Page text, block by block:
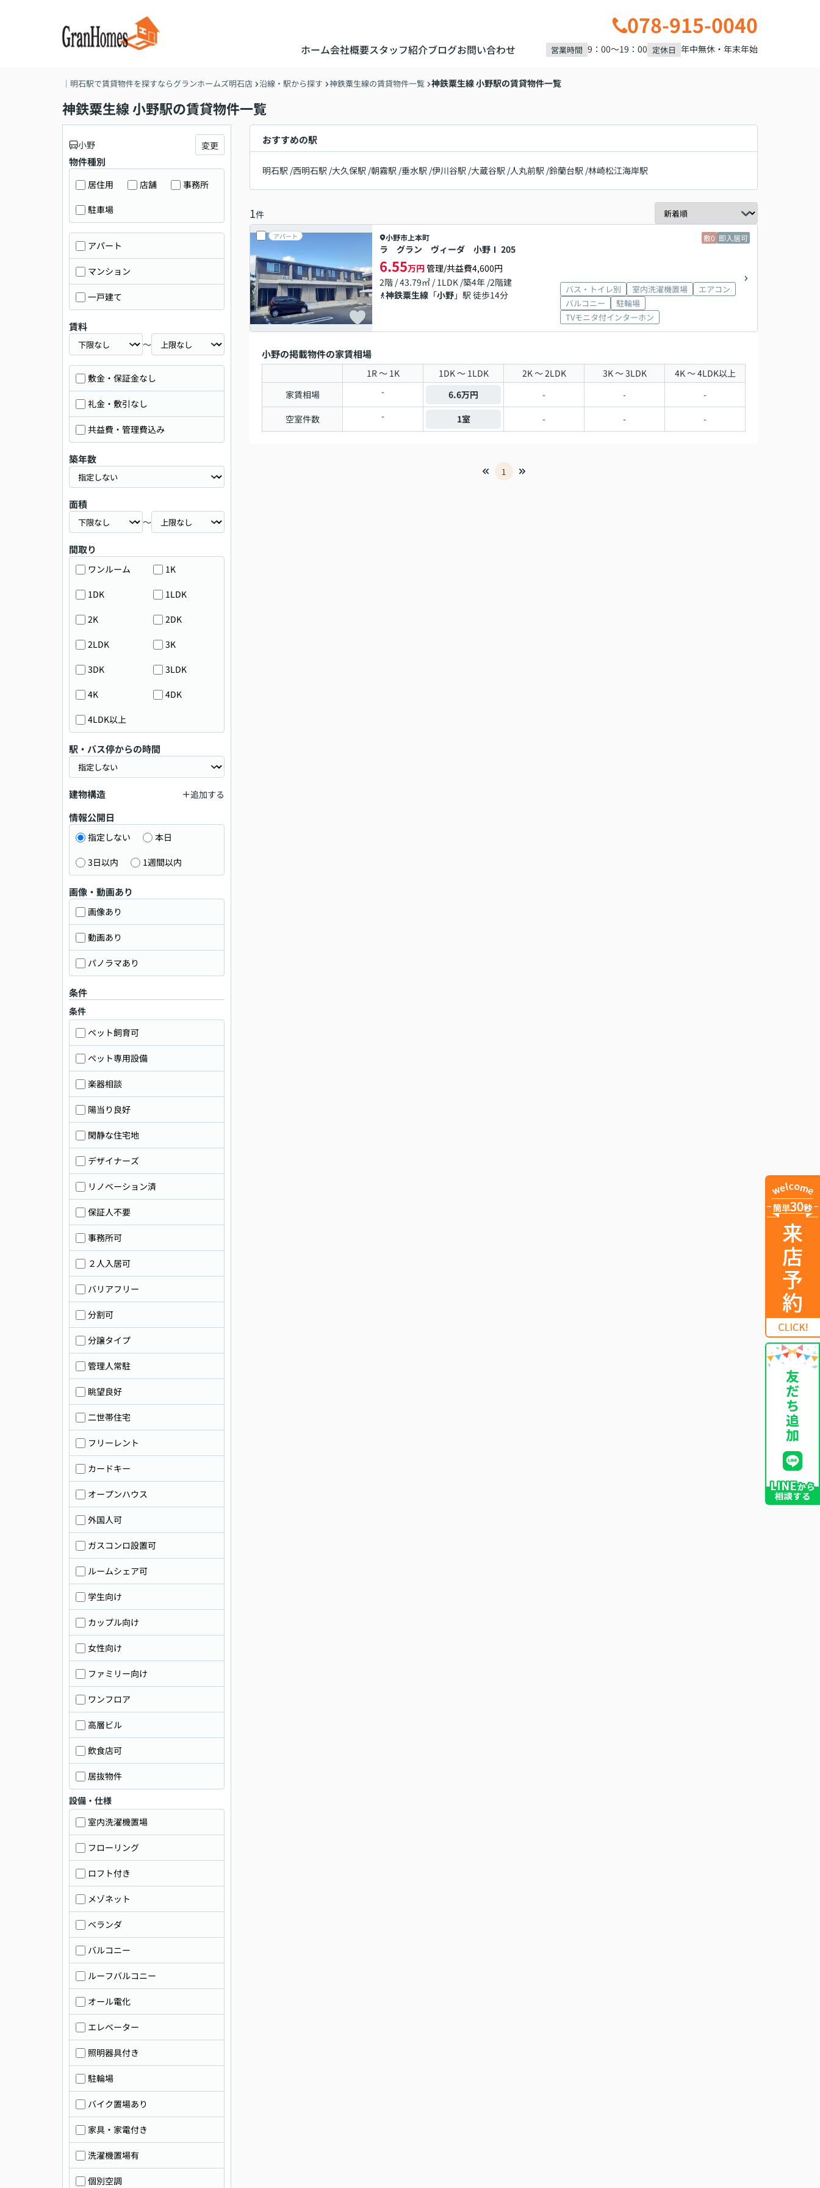
078-915-0040
ホーム会社概要スタッフ紹介ブログお問い合わせ 営業時間 9：00～19：00 定休日 年中無休・年末年始
｜明石駅で賃貸物件を探すならグランホームズ明石店 沿線・駅から探す 神鉄粟生線の賃貸物件一覧 神鉄粟生線 小野駅の賃貸物件一覧
神鉄粟生線 小野駅の賃貸物件一覧
おすすめの駅
明石駅 /西明石駅 /大久保駅 /朝霧駅 /垂水駅 /伊川谷駅 /大蔵谷駅 /人丸前駅 /鈴蘭台駅 /林崎松江海岸駅
1件
アパート 敷0 即入居可
小野市 上本町
ラ グラン ヴィーダ 小野Ⅰ 205
6.55万円 管理/共益費4,600円
2階 / 43.79㎡ / 1LDK /築4年 /2階建
神鉄粟生線 「小野」駅 徒歩14分 バス・トイレ別 室内洗濯機置場
エアコン
バルコニー
駐輪場
TVモニタ付インターホン
小野の掲載物件の家賃相場
1R ～ 1K 1DK ～ 1LDK 2K ～ 2LDK 3K ～ 3LDK
4K ～ 4LDK以上
家賃相場
- 6.6万円 - -
-
空室件数
- 1室 - - -
1
小野 変更
物件種別
居住用 店舗 事務所
駐車場
アパート
マンション
一戸建て
賃料
～
敷金・保証金なし
礼金・敷引なし
共益費・管理費込み
築年数
面積
～
間取り
ワンルーム 1K
1DK 1LDK
2K 2DK
2LDK 3K
3DK 3LDK
4K 4DK
4LDK以上
駅・バス停からの時間
建物構造 追加する
情報公開日
指定しない 本日
3日以内 1週間以内
画像・動画あり
画像あり
動画あり
パノラマあり
条件
条件
ペット飼育可
ペット専用設備
楽器相談
陽当り良好
閑静な住宅地
デザイナーズ
リノベーション済
保証人不要
事務所可
２人入居可
バリアフリー
分割可
分譲タイプ
管理人常駐
眺望良好
二世帯住宅
フリーレント
カードキー
オープンハウス
外国人可
ガスコンロ設置可
ルームシェア可
学生向け
カップル向け
女性向け
ファミリー向け
ワンフロア
高層ビル
飲食店可
居抜物件
設備・仕様
室内洗濯機置場
フローリング
ロフト付き
メゾネット
ベランダ
バルコニー
ルーフバルコニー
オール電化
エレベーター
照明器具付き
駐輪場
バイク置場あり
家具・家電付き
洗濯機置場有
個別空調